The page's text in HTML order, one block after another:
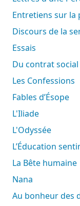
Entretiens sur
Discours de la
Essais
Du contrat social
Les Confessions
Fables d’Ésope
L'Iliade
L'Odyssée
L’Éducation
La Bête humaine
Nana
Au bonheur des